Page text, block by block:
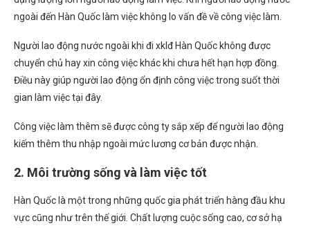
ngoài đến Hàn Quốc làm việc không lo vấn đề về công việc làm.
Người lao động nước ngoài khi đi xklđ Hàn Quốc không được
chuyển chủ hay xin công việc khác khi chưa hết hạn hợp đồng.
Điều này giúp người lao động ổn định công việc trong suốt thời
gian làm việc tại đây.
Công việc làm thêm sẽ được công ty sắp xếp để người lao động
kiếm thêm thu nhập ngoài mức lương cơ bản được nhận.
2. Môi trường sống và làm việc tốt
Hàn Quốc là một trong những quốc gia phát triển hàng đầu khu
vực cũng như trên thế giới. Chất lượng cuộc sống cao, cơ sở hạ